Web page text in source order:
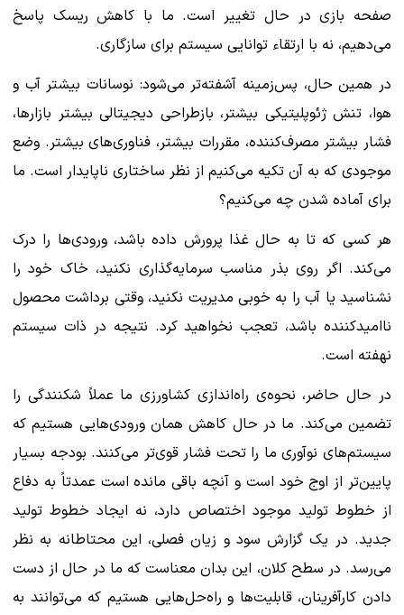
صفحه بازی در حال تغییر است. ما با کاهش ریسک پاسخ
می‌دهیم، نه با ارتقاء توانایی سیستم برای سازگاری.
در همین حال، پس‌زمینه آشفته‌تر می‌شود: نوسانات بیشتر آب و
هوا، تنش ژئوپلیتیکی بیشتر، بازطراحی دیجیتالی بیشتر بازارها،
فشار بیشتر مصرف‌کننده، مقررات بیشتر، فناوری‌های بیشتر. وضع
موجودی که به آن تکیه می‌کنیم از نظر ساختاری ناپایدار است. ما
برای آماده شدن چه می‌کنیم؟
هر کسی که تا به حال غذا پرورش داده باشد، ورودی‌ها را درک
می‌کند. اگر روی بذر مناسب سرمایه‌گذاری نکنید، خاک خود را
نشناسید یا آب را به خوبی مدیریت نکنید، وقتی برداشت محصول
ناامیدکننده باشد، تعجب نخواهید کرد. نتیجه در ذات سیستم
نهفته است.
در حال حاضر، نحوه‌ی راه‌اندازی کشاورزی ما عملاً شکنندگی را
تضمین می‌کند. ما در حال کاهش همان ورودی‌هایی هستیم که
سیستم‌های نوآوری ما را تحت فشار قوی‌تر می‌کنند. بودجه بسیار
پایین‌تر از اوج خود است و آنچه باقی مانده است عمدتاً به دفاع
از خطوط تولید موجود اختصاص دارد، نه ایجاد خطوط تولید
جدید. در یک گزارش سود و زیان فصلی، این محتاطانه به نظر
می‌رسد. در سطح کلان، این بدان معناست که ما در حال از دست
دادن کارآفرینان، قابلیت‌ها و راه‌حل‌هایی هستیم که می‌توانند به